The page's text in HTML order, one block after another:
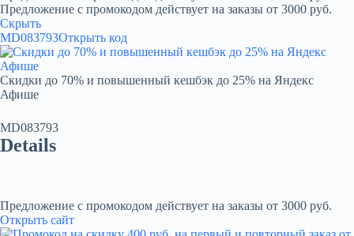
Предложение с промокодом действует на заказы от 3000 руб.
Скрыть
MD083793Открыть код
Скидки до 70% и повышенный кешбэк до 25% на Яндекс
Афише
MD083793
Details
Предложение с промокодом действует на заказы от 3000 руб.
Открыть сайт